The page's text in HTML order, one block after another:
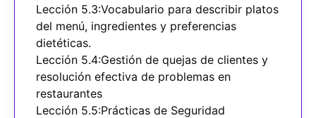
Lección 5.3:Vocabulario para describir platos
del menú, ingredientes y preferencias
dietéticas.
Lección 5.4:Gestión de quejas de clientes y
resolución efectiva de problemas en
restaurantes
Lección 5.5:Prácticas de Seguridad